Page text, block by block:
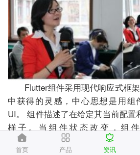
Flutter组件采用现代响应式框
中获得的灵感，中心思想是用组
UI。 组件描述了在给定其当前配置
样子。当组件状态改变，组
(description)，Flutter会对比之前
首页 产品 资讯